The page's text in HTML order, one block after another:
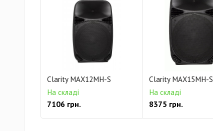
Clarity MAX12MH-S
На складі
7106 грн.
Clarity MAX15MH-S
На складі
8375 грн.